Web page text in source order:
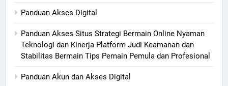
Panduan Akses Digital
Panduan Akses Situs Strategi Bermain Online Nyaman
Teknologi dan Kinerja Platform Judi Keamanan dan
Stabilitas Bermain Tips Pemain Pemula dan Profesional
Panduan Akun dan Akses Digital